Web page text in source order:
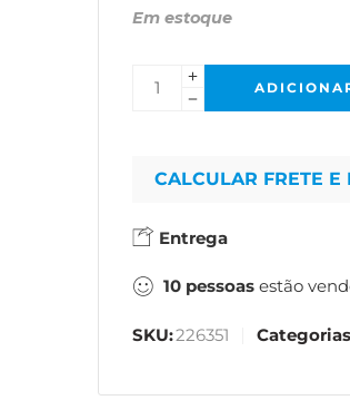
Em estoque
CALCULAR FRETE E
Entrega
10 pessoas estão
SKU:226351